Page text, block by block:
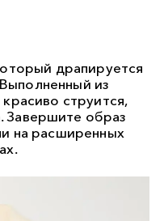
драпируется
из
струится,
Завершите образ
на расширенных